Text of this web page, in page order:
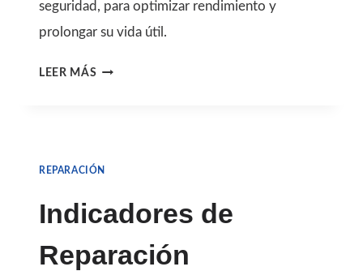
seguridad, para optimizar rendimiento y
prolongar su vida útil.
LEER MÁSETAPAS
UN
TOMÓGRAFO
RAYOS
REPARACIÓN
Indicadores de
Reparación